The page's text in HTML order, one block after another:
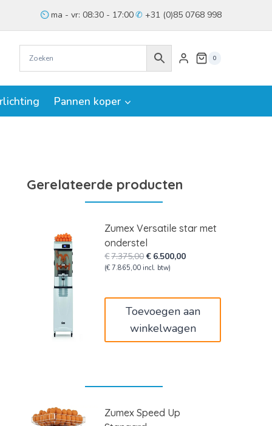
ma - vr: 08:30 - 17:00 +31 (0)85 0768 998
0
Pannen koper
Gerelateerde producten
Zumex Versatile star met
onderstel
€7.375,00Oorspronkelijke
prijs
€ 6.500,00Huidige
(€ 7.865,00 incl. btw)
Toevoegen aan
winkelwagen
Zumex Speed Up